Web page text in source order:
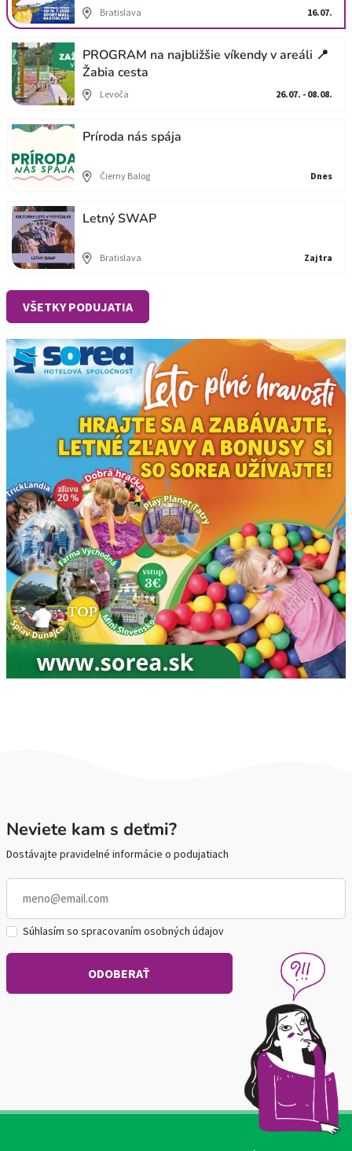
Bratislava 16.07.
PROGRAM na najbližšie víkendy v areáli 📍
Žabia cesta
Levoča 26.07. - 08.08.
Príroda nás spája
Čierny Balog Dnes
Letný SWAP
Bratislava Zajtra
VŠETKY PODUJATIA
Neviete kam s deťmi?
Dostávajte pravidelné informácie o podujatiach
Súhlasím so spracovaním osobných údajov